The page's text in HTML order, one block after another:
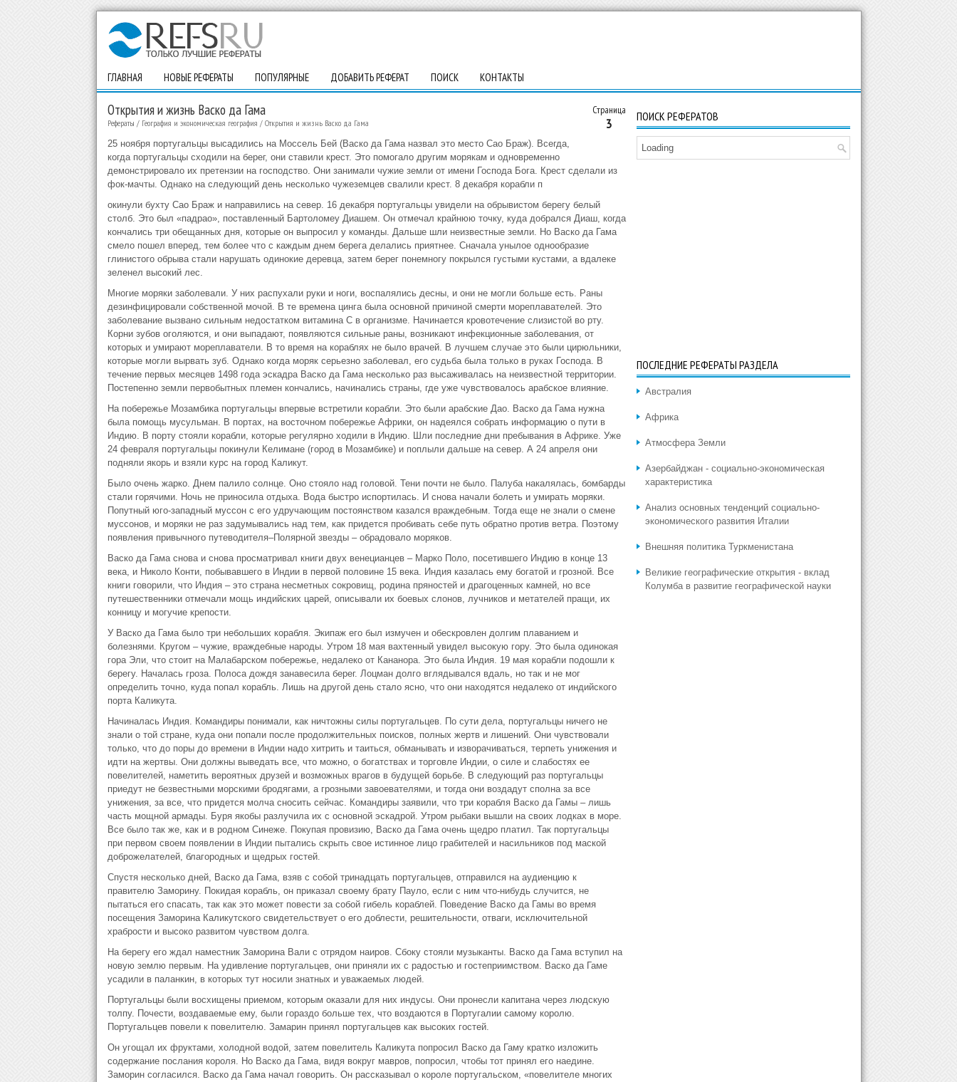
ГЛАВНАЯ НОВЫЕ РЕФЕРАТЫ ПОПУЛЯРНЫЕ ДОБАВИТЬ РЕФЕРАТ ПОИСК КОНТАКТЫ
Страница
3
Открытия и жизнь Васко да Гама
Рефераты / География и экономическая география / Открытия и жизнь Васко да Гама
25 ноября португальцы высадились на Моссель Бей (Васко да Гама назвал это место Сао Браж). Всегда,
когда португальцы сходили на берег, они ставили крест. Это помогало другим морякам и одновременно
демонстрировало их претензии на господство. Они занимали чужие земли от имени Господа Бога. Крест сделали из
фок-мачты. Однако на следующий день несколько чужеземцев свалили крест. 8 декабря корабли п
окинули бухту Сао Браж и направились на север. 16 декабря португальцы увидели на обрывистом берегу белый
столб. Это был «падрао», поставленный Бартоломеу Диашем. Он отмечал крайнюю точку, куда добрался Диаш, когда
кончались три обещанных дня, которые он выпросил у команды. Дальше шли неизвестные земли. Но Васко да Гама
смело пошел вперед, тем более что с каждым днем берега делались приятнее. Сначала унылое однообразие
глинистого обрыва стали нарушать одинокие деревца, затем берег понемногу покрылся густыми кустами, а вдалеке
зеленел высокий лес.
Многие моряки заболевали. У них распухали руки и ноги, воспалялись десны, и они не могли больше есть. Раны
дезинфицировали собственной мочой. В те времена цинга была основной причиной смерти мореплавателей. Это
заболевание вызвано сильным недостатком витамина С в организме. Начинается кровотечение слизистой во рту.
Корни зубов оголяются, и они выпадают, появляются сильные раны, возникают инфекционные заболевания, от
которых и умирают мореплаватели. В то время на кораблях не было врачей. В лучшем случае это были цирюльники,
которые могли вырвать зуб. Однако когда моряк серьезно заболевал, его судьба была только в руках Господа. В
течение первых месяцев 1498 года эскадра Васко да Гама несколько раз высаживалась на неизвестной территории.
Постепенно земли первобытных племен кончались, начинались страны, где уже чувствовалось арабское влияние.
На побережье Мозамбика португальцы впервые встретили корабли. Это были арабские Дао. Васко да Гама нужна
была помощь мусульман. В портах, на восточном побережье Африки, он надеялся собрать информацию о пути в
Индию. В порту стояли корабли, которые регулярно ходили в Индию. Шли последние дни пребывания в Африке. Уже
24 февраля португальцы покинули Келимане (город в Мозамбике) и поплыли дальше на север. А 24 апреля они
подняли якорь и взяли курс на город Каликут.
Было очень жарко. Днем палило солнце. Оно стояло над головой. Тени почти не было. Палуба накалялась, бомбарды
стали горячими. Ночь не приносила отдыха. Вода быстро испортилась. И снова начали болеть и умирать моряки.
Попутный юго-западный муссон с его удручающим постоянством казался враждебным. Тогда еще не знали о смене
муссонов, и моряки не раз задумывались над тем, как придется пробивать себе путь обратно против ветра. Поэтому
появления привычного путеводителя–Полярной звезды – обрадовало моряков.
Васко да Гама снова и снова просматривал книги двух венецианцев – Марко Поло, посетившего Индию в конце 13
века, и Николо Конти, побывавшего в Индии в первой половине 15 века. Индия казалась ему богатой и грозной. Все
книги говорили, что Индия – это страна несметных сокровищ, родина пряностей и драгоценных камней, но все
путешественники отмечали мощь индийских царей, описывали их боевых слонов, лучников и метателей пращи, их
конницу и могучие крепости.
У Васко да Гама было три небольших корабля. Экипаж его был измучен и обескровлен долгим плаванием и
болезнями. Кругом – чужие, враждебные народы. Утром 18 мая вахтенный увидел высокую гору. Это была одинокая
гора Эли, что стоит на Малабарском побережье, недалеко от Кананора. Это была Индия. 19 мая корабли подошли к
берегу. Началась гроза. Полоса дождя занавесила берег. Лоцман долго вглядывался вдаль, но так и не мог
определить точно, куда попал корабль. Лишь на другой день стало ясно, что они находятся недалеко от индийского
порта Каликута.
Начиналась Индия. Командиры понимали, как ничтожны силы португальцев. По сути дела, португальцы ничего не
знали о той стране, куда они попали после продолжительных поисков, полных жертв и лишений. Они чувствовали
только, что до поры до времени в Индии надо хитрить и таиться, обманывать и изворачиваться, терпеть унижения и
идти на жертвы. Они должны выведать все, что можно, о богатствах и торговле Индии, о силе и слабостях ее
повелителей, наметить вероятных друзей и возможных врагов в будущей борьбе. В следующий раз португальцы
приедут не безвестными морскими бродягами, а грозными завоевателями, и тогда они воздадут сполна за все
унижения, за все, что придется молча сносить сейчас. Командиры заявили, что три корабля Васко да Гамы – лишь
часть мощной армады. Буря якобы разлучила их с основной эскадрой. Утром рыбаки вышли на своих лодках в море.
Все было так же, как и в родном Синеже. Покупая провизию, Васко да Гама очень щедро платил. Так португальцы
при первом своем появлении в Индии пытались скрыть свое истинное лицо грабителей и насильников под маской
доброжелателей, благородных и щедрых гостей.
Спустя несколько дней, Васко да Гама, взяв с собой тринадцать португальцев, отправился на аудиенцию к
правителю Заморину. Покидая корабль, он приказал своему брату Пауло, если с ним что-нибудь случится, не
пытаться его спасать, так как это может повести за собой гибель кораблей. Поведение Васко да Гамы во время
посещения Заморина Каликутского свидетельствует о его доблести, решительности, отваги, исключительной
храбрости и высоко развитом чувством долга.
На берегу его ждал наместник Заморина Вали с отрядом наиров. Сбоку стояли музыканты. Васко да Гама вступил на
новую землю первым. На удивление португальцев, они приняли их с радостью и гостеприимством. Васко да Гаме
усадили в паланкин, в которых тут носили знатных и уважаемых людей.
Португальцы были восхищены приемом, которым оказали для них индусы. Они пронесли капитана через людскую
толпу. Почести, воздаваемые ему, были гораздо больше тех, что воздаются в Португалии самому королю.
Португальцев повели к повелителю. Замарин принял португальцев как высоких гостей.
Он угощал их фруктами, холодной водой, затем повелитель Каликута попросил Васко да Гаму кратко изложить
содержание послания короля. Но Васко да Гама, видя вокруг мавров, попросил, чтобы тот принял его наедине.
Заморин согласился. Васко да Гама начал говорить. Он рассказывал о короле португальском, «повелителе многих
ПОИСК РЕФЕРАТОВ
Loading
ПОСЛЕДНИЕ РЕФЕРАТЫ РАЗДЕЛА
Австралия
Африка
Атмосфера Земли
Азербайджан - социально-экономическая
характеристика
Анализ основных тенденций социально-
экономического развития Италии
Внешняя политика Туркменистана
Великие географические открытия - вклад
Колумба в развитие географической науки